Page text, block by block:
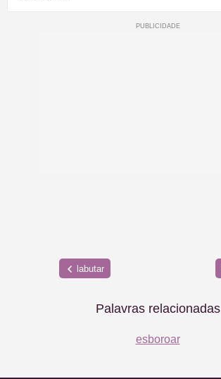
labutar
Palavras relacionadas
esboroar